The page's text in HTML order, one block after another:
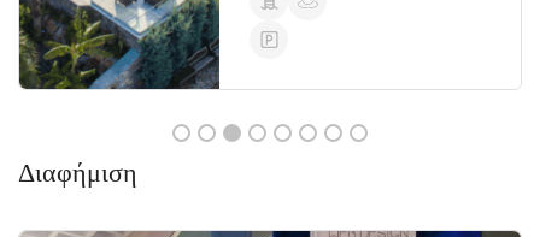
Διαφήμιση